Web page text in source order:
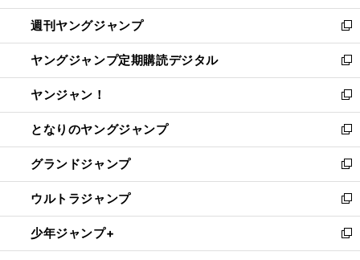
開
く
ウ
で
開
く
ン
ド
ウ
で
開
く
ウ
ィ
ン
ド
ウ
で
開
く
週刊ヤングジャンプ
新
し
い
ウ
ィ
ン
ド
ウ
で
開
く
ヤングジャンプ定期購読デジタル
新
し
い
ウ
ィ
ン
ド
ウ
で
開
く
ヤンジャン！
新
し
い
ウ
ィ
ン
ド
ウ
で
開
となりのヤングジャンプ
新
し
い
ウ
ィ
ン
ド
ウ
グランドジャンプ
新
し
い
ウ
ィ
ン
ウルトラジャンプ
新
し
い
ウ
少年ジャンプ+
新
し